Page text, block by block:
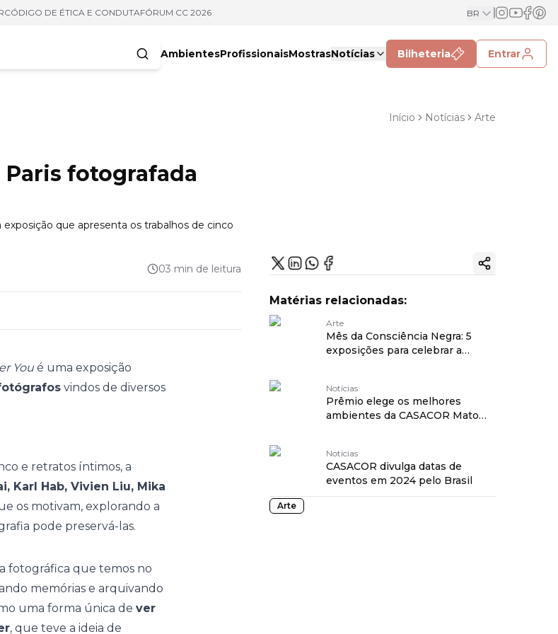
CÓDIGO DE ÉTICA E CONDUTAFÓRUM CC 2026 BR
AmbientesProfissionaisMostrasNotícias Bilheteria Entrar
Início Notícias Arte
fotografada
que apresenta os trabalhos de cinco
03 min de leitura
You é uma exposição
vindos de diversos
e retratos íntimos, a
Karl Hab, Vivien Liu, Mika
os motivam, explorando a
pode preservá-las.
fotográfica que temos no
memórias e arquivando
uma forma única de ver
, que teve a ideia de
Copiar link
Matérias relacionadas:
Arte
Mês da Consciência Negra: 5
exposições para celebrar a
Notícias
Prêmio elege os melhores
ambientes da CASACOR Mato
Notícias
CASACOR divulga datas de
eventos em 2024 pelo Brasil
Arte